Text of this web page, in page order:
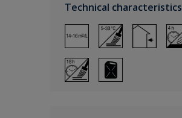
Technical characteristics